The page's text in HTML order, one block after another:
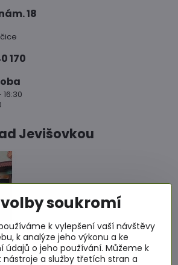
18
170
Jevišovkou
nad Jevišovkou
soukromí
k vylepšení vaší návštěvy
k analýze jeho výkonu a ke
údajů o jeho používání. Můžeme k
a služby třetích stran a